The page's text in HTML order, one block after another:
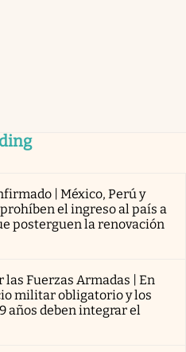
| México, Perú y
el ingreso al país a
posterguen la renovación
Fuerzas Armadas | En
militar obligatorio y los
años deben integrar el